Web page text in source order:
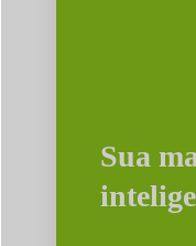
Sua